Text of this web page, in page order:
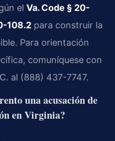
el Va. Code § 20-
108.2 para construir la
Para orientación
comuníquese con
al (888) 437-7747.
una acusación de
en Virginia?